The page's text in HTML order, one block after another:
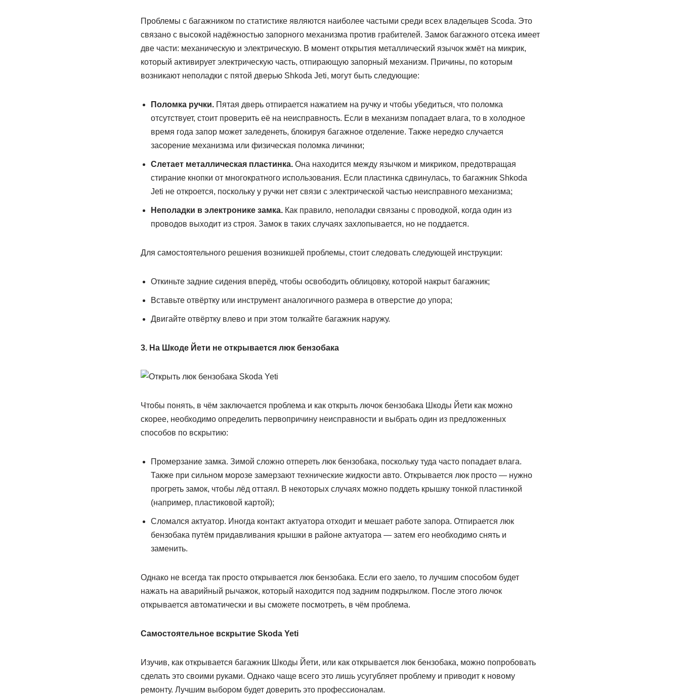
Проблемы с багажником по статистике являются наиболее частыми среди всех владельцев Scoda. Это
связано с высокой надёжностью запорного механизма против грабителей. Замок багажного отсека имеет
две части: механическую и электрическую. В момент открытия металлический язычок жмёт на микрик,
который активирует электрическую часть, отпирающую запорный механизм. Причины, по которым
возникают неполадки с пятой дверью Shkoda Jeti, могут быть следующие:
Поломка ручки.Пятая дверь отпирается нажатием на ручку и чтобы убедиться, что поломка
отсутствует, стоит проверить её на неисправность. Если в механизм попадает влага, то в холодное
время года запор может заледенеть, блокируя багажное отделение. Также нередко случается
засорение механизма или физическая поломка личинки;
Слетает металлическая пластинка.Она находится между язычком и микриком, предотвращая
стирание кнопки от многократного использования. Если пластинка сдвинулась, то багажник Shkoda
Jeti не откроется, поскольку у ручки нет связи с электрической частью неисправного механизма;
Неполадки в электронике замка.Как правило, неполадки связаны с проводкой, когда один из
проводов выходит из строя. Замок в таких случаях захлопывается, но не поддается.
Для самостоятельного решения возникшей проблемы, стоит следовать следующей инструкции:
Откиньте задние сидения вперёд, чтобы освободить облицовку, которой накрыт багажник;
Вставьте отвёртку или инструмент аналогичного размера в отверстие до упора;
Двигайте отвёртку влево и при этом толкайте багажник наружу.
3. На Шкоде Йети не открывается люк бензобака
Чтобы понять, в чём заключается проблема и как открыть лючок бензобака Шкоды Йети как можно
скорее, необходимо определить первопричину неисправности и выбрать один из предложенных
способов по вскрытию:
Промерзание замка. Зимой сложно отпереть люк бензобака, поскольку туда часто попадает влага.
Также при сильном морозе замерзают технические жидкости авто. Открывается люк просто — нужно
прогреть замок, чтобы лёд оттаял. В некоторых случаях можно поддеть крышку тонкой пластинкой
(например, пластиковой картой);
Сломался актуатор. Иногда контакт актуатора отходит и мешает работе запора. Отпирается люк
бензобака путём придавливания крышки в районе актуатора — затем его необходимо снять и
заменить.
Однако не всегда так просто открывается люк бензобака. Если его заело, то лучшим способом будет
нажать на аварийный рычажок, который находится под задним подкрылком. После этого лючок
открывается автоматически и вы сможете посмотреть, в чём проблема.
Самостоятельное вскрытие Skoda Yeti
Изучив, как открывается багажник Шкоды Йети, или как открывается люк бензобака, можно попробовать
сделать это своими руками. Однако чаще всего это лишь усугубляет проблему и приводит к новому
ремонту. Лучшим выбором будет доверить это профессионалам.